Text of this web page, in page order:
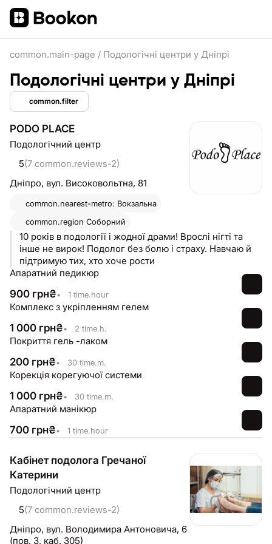
common.main-page / Подологічні центри у Дніпрі
Подологічні центри у Дніпрі
common.filter
PODO PLACE
Подологічний центр
5(7 common.reviews-2)
Дніпро, вул. Високовольтна, 81
common.nearest-metro: Вокзальна
common.region Соборний
10 років в подології і жодної драми! Врослі нігті та
інше не вирок! Подолог без болю і страху. Навчаю й
підтримую тих, хто хоче рости
Апаратний педикюр
900 грн₴• 1 time.hour
Комплекс з укріпленням гелем
1 000 грн₴• 2 time.h.
Покриття гель -лаком
200 грн₴• 30 time.m.
Корекція корегуючої системи
1 000 грн₴• 30 time.m.
Апаратний манікюр
700 грн₴• 1 time.hour
Кабінет подолога Гречаної
Катерини
Подологічний центр
5(7 common.reviews-2)
Дніпро, вул. Володимира Антоновича, 6
(пов. 3, каб. 305)